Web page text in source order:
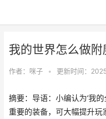
我的世界怎么做附
作者： 咪子 • 更新时间：
摘要：导语：小编认为‘我
重要的装备，可大幅提升